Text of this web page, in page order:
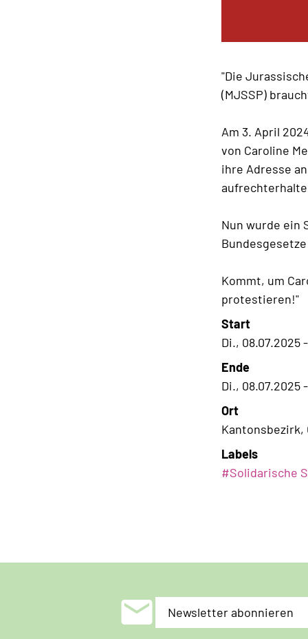
"Die
(MJSSP)
Am 3. April
von Caroline
ihre Adresse
Nun wurde ein
Kommt, um
protestieren!"
Start
Di., 08.07.2025
Ende
Di., 08.07.2025
Ort
Kantonsbezirk,
Labels
#Solidarische
mail Newsletter abonnieren